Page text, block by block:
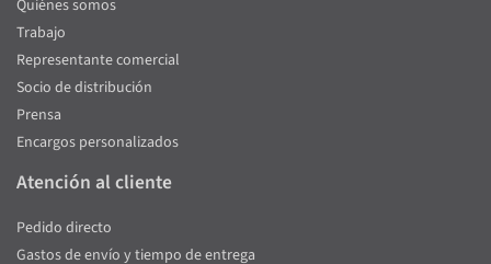
Quiénes somos
Trabajo
Representante comercial
Socio de distribución
Prensa
Encargos personalizados
Atención al cliente
Pedido directo
Gastos de envío y tiempo de entrega